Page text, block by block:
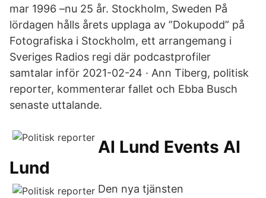
mar 1996 –nu 25 år. Stockholm, Sweden På
lördagen hålls årets upplaga av ”Dokupodd” på
Fotografiska i Stockholm, ett arrangemang i
Sveriges Radios regi där podcastprofiler
samtalar inför 2021-02-24 · Ann Tiberg, politisk
reporter, kommenterar fallet och Ebba Busch
senaste uttalande.
AI Lund Events AI
Lund
Den nya tjänsten